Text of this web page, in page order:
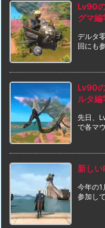
Lv90
グマ
デルタ
回にも
Lv90
ルタ
先日、
で各マ
新し
今年の1
参加し